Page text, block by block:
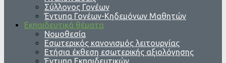
Σύλλογος Γονέων
Έντυπα Γονέων-Κηδεμόνων Μαθητών
Εκπαιδευτικά θέματα
Νομοθεσία
Εσωτερικός κανονισμός λειτουργίας
Ετήσια έκθεση εσωτερικής αξιολόγησης
Έντυπα Εκπαιδευτικών